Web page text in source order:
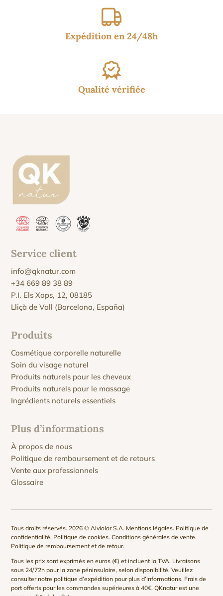
Expédition en 24/48h
Qualité vérifiée
Service client
info@qknatur.com
+34 669 89 38 89
P.I. Els Xops, 12, 08185
Lliçà de Vall (Barcelona, España)
Produits
Cosmétique corporelle naturelle
Soin du visage naturel
Produits naturels pour les cheveux
Produits naturels pour le massage
Ingrédients naturels essentiels
Plus d’informations
À propos de nous
Politique de remboursement et de retours
Vente aux professionnels
Glossaire
Tous droits réservés. 2026 © Alviolor S.A. Mentions légales. Politique de
confidentialité. Politique de cookies.Conditions générales de vente.
Politique de remboursement et de retour.
Tous les prix sont exprimés en euros (€) et incluent la TVA. Livraisons
sous 24/72h pour la zone péninsulaire, selon disponibilité. Veuillez
consulter notrepolitique d’expédition pour plus d’informations. Frais de
port offerts pour les commandes supérieures à 40€. QKnatur est une